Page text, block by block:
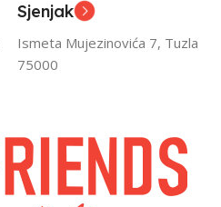
FILTRIRAJ PO TEŽINI
Sjenjak
Ismeta Mujezinovića 7, Tuzla
75000